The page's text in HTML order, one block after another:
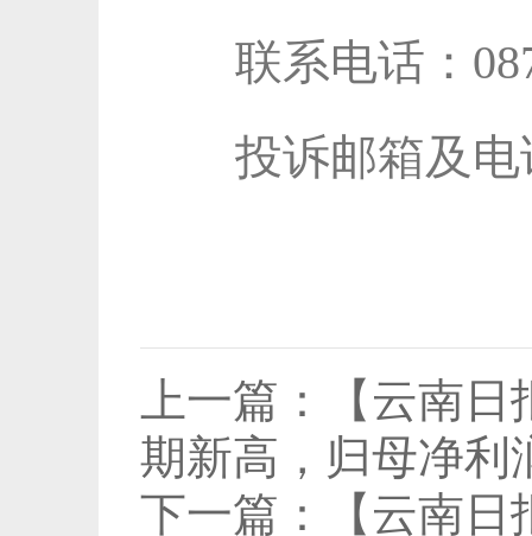
联系电话：
投诉邮箱及电话
上一篇：
【云南
期新高，归母净利
下一篇：
【云南